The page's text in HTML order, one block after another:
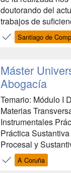
doutorando del
trabajos de
fueron publicando
prestigiosas
un elevado índice
dentro de las
Santiago de
Máster
Abogacía
Temario: Módulo I
Materias
Instrumentales
Práctica
Procesal y
Administrativa
Práctica Tributaria
A Coruña